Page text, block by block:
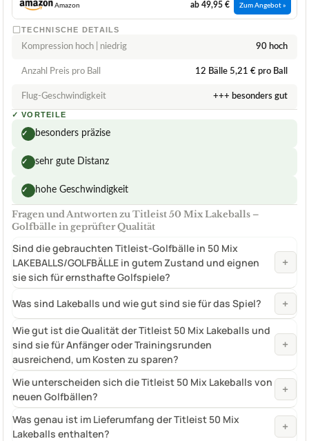
Amazon ab 49,95 € Zum Angebot »
TECHNISCHE DETAILS
Kompression hoch | niedrig 90 hoch
Anzahl Preis pro Ball 12 Bälle 5,21 € pro Ball
Flug-Geschwindigkeit +++ besonders gut
✓ VORTEILE
✓ besonders präzise
✓ sehr gute Distanz
✓ hohe Geschwindigkeit
Fragen und Antworten zu Titleist 50 Mix Lakeballs –
Golfbälle in geprüfter Qualität
Sind die gebrauchten Titleist-Golfbälle in 50 Mix
LAKEBALLS/GOLFBÄLLE in gutem Zustand und eignen
sie sich für ernsthafte Golfspiele?
+
Was sind Lakeballs und wie gut sind sie für das Spiel? +
Wie gut ist die Qualität der Titleist 50 Mix Lakeballs und
sind sie für Anfänger oder Trainingsrunden
ausreichend, um Kosten zu sparen?
+
Wie unterscheiden sich die Titleist 50 Mix Lakeballs von
neuen Golfbällen?
+
Was genau ist im Lieferumfang der Titleist 50 Mix
Lakeballs enthalten?
+